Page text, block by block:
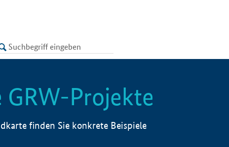
Projekte
finden Sie konkrete Beispiele